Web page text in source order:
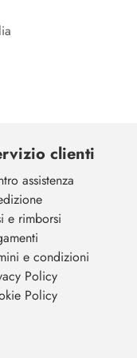
clienti
assistenza
e rimborsi
e condizioni
Policy
Policy